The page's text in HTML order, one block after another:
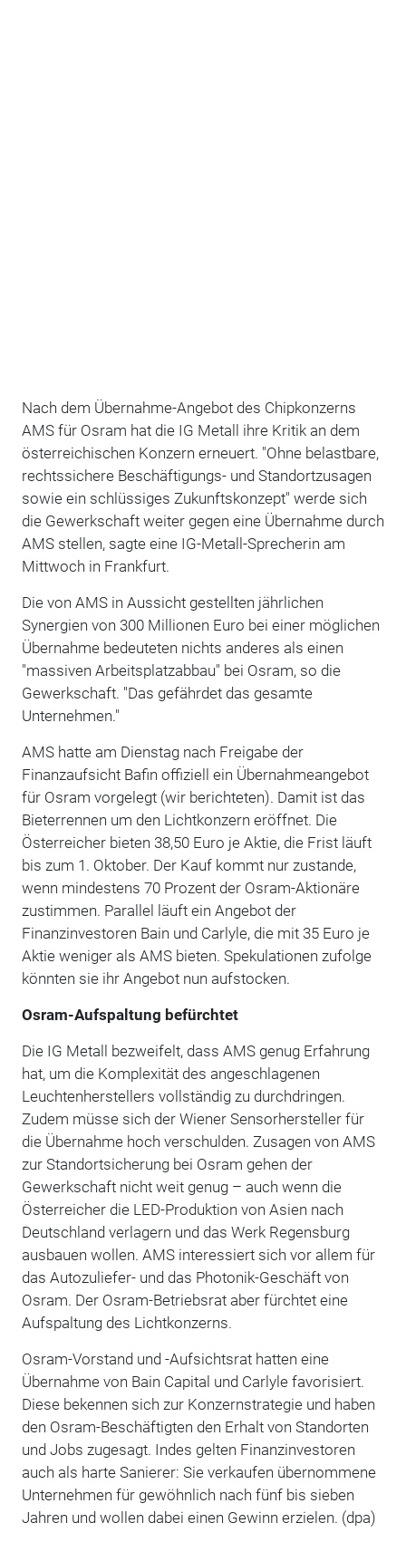
Nach dem Übernahme-Angebot des Chipkonzerns
AMS für Osram hat die IG Metall ihre Kritik an dem
österreichischen Konzern erneuert. "Ohne belastbare,
rechtssichere Beschäftigungs- und Standortzusagen
sowie ein schlüssiges Zukunftskonzept" werde sich
die Gewerkschaft weiter gegen eine Übernahme durch
AMS stellen, sagte eine IG-Metall-Sprecherin am
Mittwoch in Frankfurt.
Die von AMS in Aussicht gestellten jährlichen
Synergien von 300 Millionen Euro bei einer möglichen
Übernahme bedeuteten nichts anderes als einen
"massiven Arbeitsplatzabbau" bei Osram, so die
Gewerkschaft. "Das gefährdet das gesamte
Unternehmen."
AMS hatte am Dienstag nach Freigabe der
Finanzaufsicht Bafin offiziell ein Übernahmeangebot
für Osram vorgelegt (wir berichteten). Damit ist das
Bieterrennen um den Lichtkonzern eröffnet. Die
Österreicher bieten 38,50 Euro je Aktie, die Frist läuft
bis zum 1. Oktober. Der Kauf kommt nur zustande,
wenn mindestens 70 Prozent der Osram-Aktionäre
zustimmen. Parallel läuft ein Angebot der
Finanzinvestoren Bain und Carlyle, die mit 35 Euro je
Aktie weniger als AMS bieten. Spekulationen zufolge
könnten sie ihr Angebot nun aufstocken.
Osram-Aufspaltung befürchtet
Die IG Metall bezweifelt, dass AMS genug Erfahrung
hat, um die Komplexität des angeschlagenen
Leuchtenherstellers vollständig zu durchdringen.
Zudem müsse sich der Wiener Sensorhersteller für
die Übernahme hoch verschulden. Zusagen von AMS
zur Standortsicherung bei Osram gehen der
Gewerkschaft nicht weit genug – auch wenn die
Österreicher die LED-Produktion von Asien nach
Deutschland verlagern und das Werk Regensburg
ausbauen wollen. AMS interessiert sich vor allem für
das Autozuliefer- und das Photonik-Geschäft von
Osram. Der Osram-Betriebsrat aber fürchtet eine
Aufspaltung des Lichtkonzerns.
Osram-Vorstand und -Aufsichtsrat hatten eine
Übernahme von Bain Capital und Carlyle favorisiert.
Diese bekennen sich zur Konzernstrategie und haben
den Osram-Beschäftigten den Erhalt von Standorten
und Jobs zugesagt. Indes gelten Finanzinvestoren
auch als harte Sanierer: Sie verkaufen übernommene
Unternehmen für gewöhnlich nach fünf bis sieben
Jahren und wollen dabei einen Gewinn erzielen. (dpa)